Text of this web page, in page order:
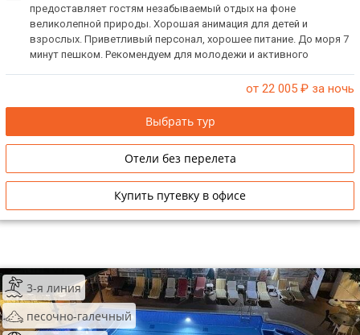
предоставляет гостям незабываемый отдых на фоне
великолепной природы. Хорошая анимация для детей и
взрослых. Приветливый персонал, хорошее питание. До моря 7
минут пешком. Рекомендуем для молодежи и активного
от 22 005 ₽ за ночь
Выбрать тур
Отели без перелета
Купить путевку в офисе
3-я линия
песочно-галечный